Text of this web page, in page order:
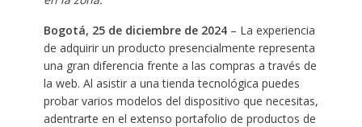
Bogotá, 25 de diciembre de 2024– La experiencia
de adquirir un producto presencialmente representa
una gran diferencia frente a las compras a través de
la web. Al asistir a una tienda tecnológica puedes
probar varios modelos del dispositivo que necesitas,
adentrarte en el extenso portafolio de productos de